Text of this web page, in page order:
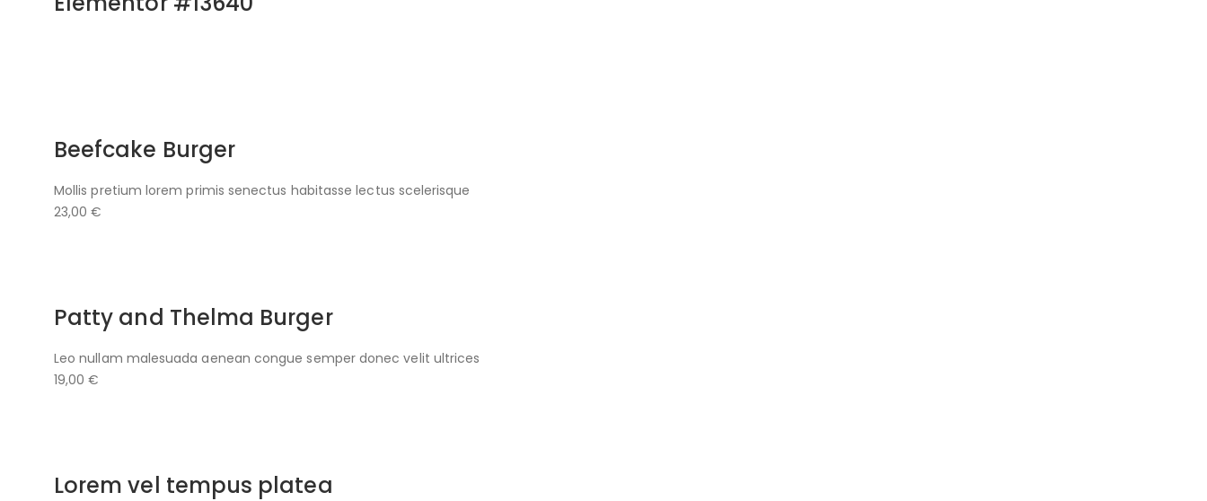
Beefcake Burger
Mollis pretium lorem primis senectus habitasse lectus scelerisque
23,00 €
Patty and Thelma Burger
Leo nullam malesuada aenean congue semper donec velit ultrices
19,00 €
Lorem vel tempus platea